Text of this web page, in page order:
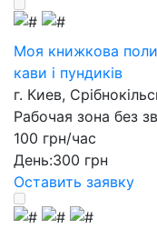
Моя книжкова
кави і пундиків
г. Киев,
Рабочая зона без
100 грн/час
День:300 грн
Оставить заявку